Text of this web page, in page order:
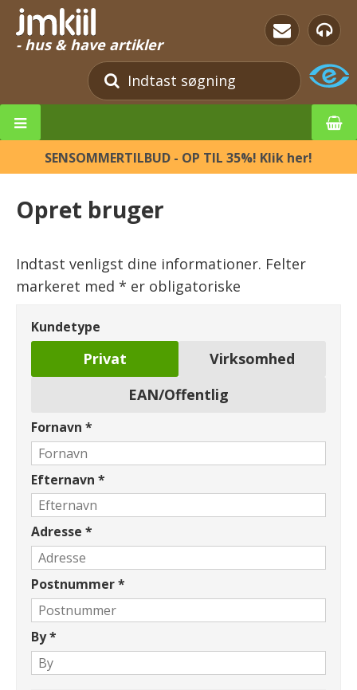
- hus & have artikler
SENSOMMERTILBUD - OP TIL 35%! Klik her!
Opret bruger
Indtast venligst dine informationer. Felter
markeret med * er obligatoriske
Kundetype
Privat
Virksomhed
EAN/Offentlig
Fornavn *
Efternavn *
Adresse *
Postnummer*
By*